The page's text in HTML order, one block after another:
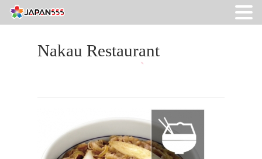
Nakau Restaurant